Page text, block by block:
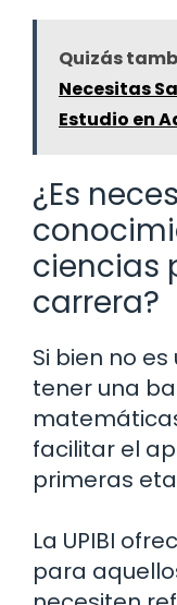
Quizás
Necesitas
Estudio en
¿Es
ciencias
carrera?
Si bien no
tener una
facilitar el
primeras
La UPIBI
para